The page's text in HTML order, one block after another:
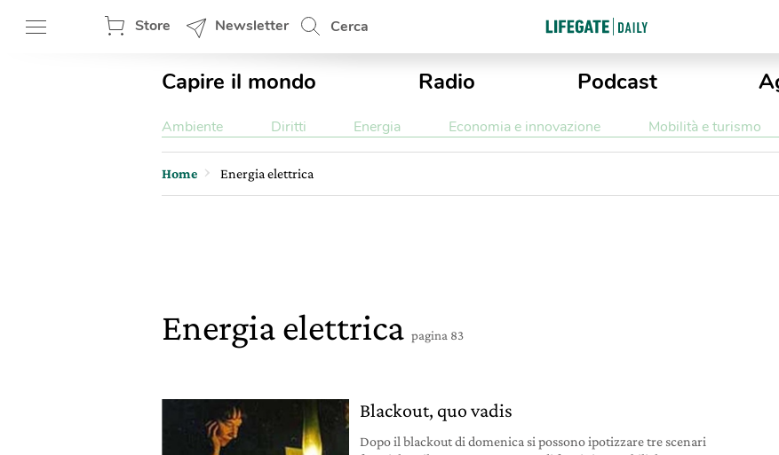
Store Newsletter Cerca
Capire il mondo Radio Podcast
Ambiente Diritti Energia Economia e innovazione Mobilità e turismo
Home Energia elettrica
Energia elettrica pagina 83
Blackout, quo vadis
Dopo il blackout di domenica si possono ipotizzare tre scenari